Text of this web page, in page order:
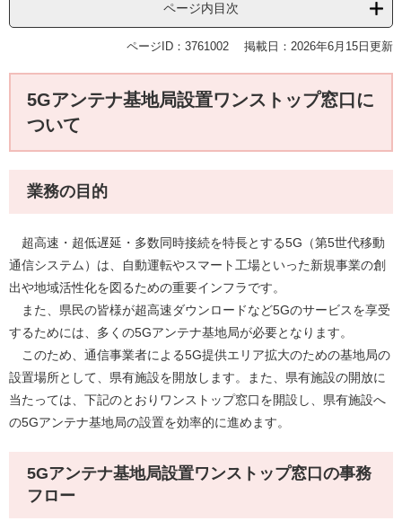
ページ内目次
ページID：3761002 掲載日：2026年6月15日更新
5Gアンテナ基地局設置ワンストップ窓口に
ついて
業務の目的
超高速・超低遅延・多数同時接続を特長とする5G（第5世代移動
通信システム）は、自動運転やスマート工場といった新規事業の創
出や地域活性化を図るための重要インフラです。
また、県民の皆様が超高速ダウンロードなど5Gのサービスを享受
するためには、多くの5Gアンテナ基地局が必要となります。
このため、通信事業者による5G提供エリア拡大のための基地局の
設置場所として、県有施設を開放します。また、県有施設の開放に
当たっては、下記のとおりワンストップ窓口を開設し、県有施設へ
の5Gアンテナ基地局の設置を効率的に進めます。
5Gアンテナ基地局設置ワンストップ窓口の事務
フロー